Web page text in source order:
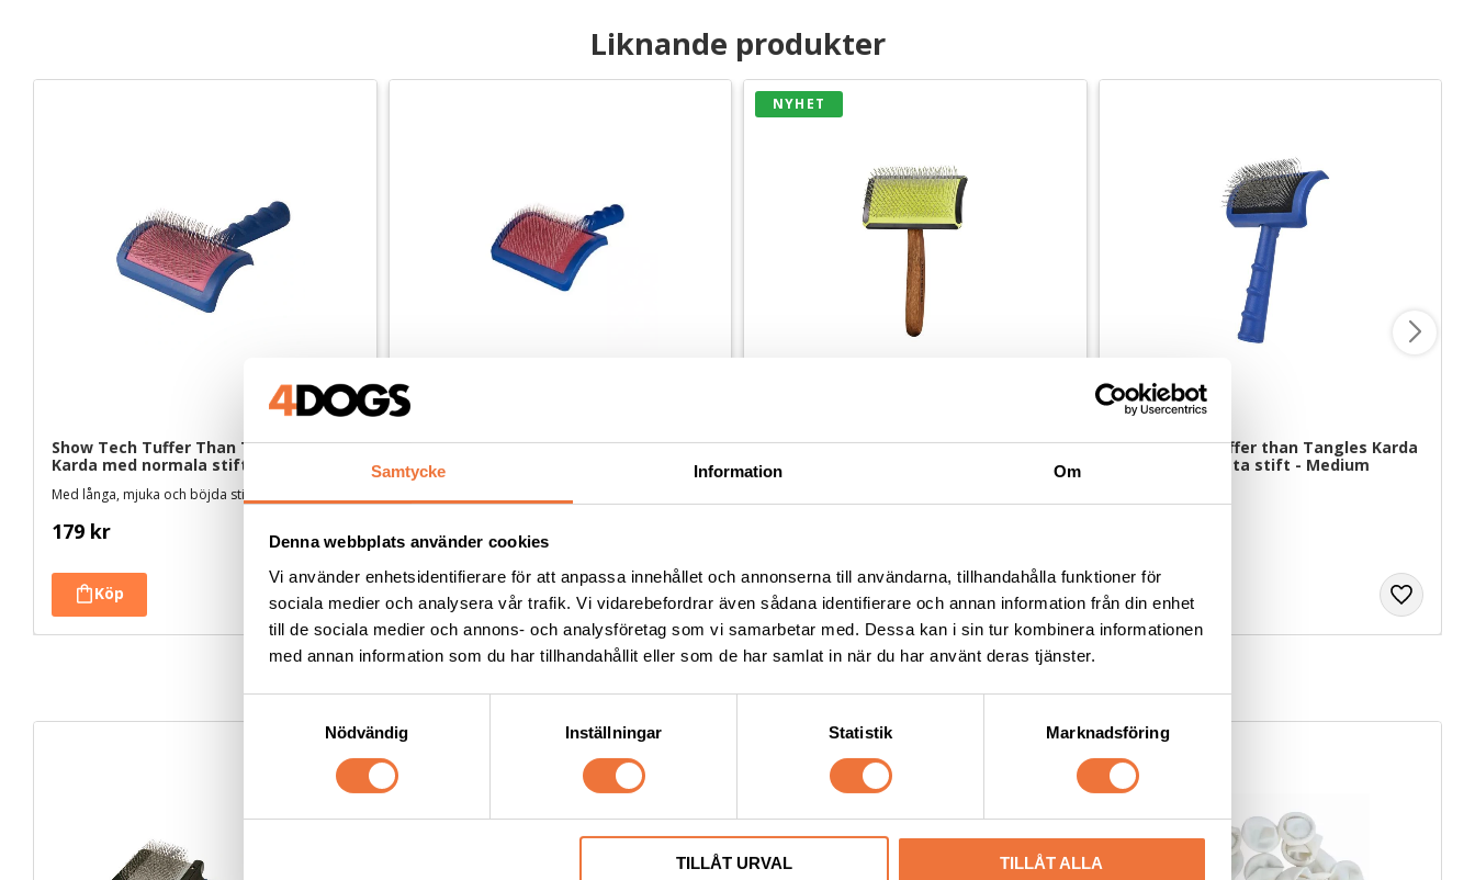
Samtycke Information Om
Denna webbplats använder cookies
Vi använder enhetsidentifierare för att anpassa innehållet och annonserna till användarna, tillhandahålla funktioner för
sociala medier och analysera vår trafik. Vi vidarebefordrar även sådana identifierare och annan information från din enhet
till de sociala medier och annons- och analysföretag som vi samarbetar med. Dessa kan i sin tur kombinera informationen
med annan information som du har tillhandahållit eller som de har samlat in när du har använt deras tjänster.
Nödvändig Inställningar Statistik Marknadsföring
TILLÅT URVAL TILLÅT ALLA
Liknande produkter
Show Tech Tuffer Than Tangles
Karda med normala stift - Medium
Med långa, mjuka och böjda stift
179 kr
Show Tech Tuffer Than Tangles
Karda med normala stift - Large
209kr
Artero Maya böjd karda - medium
NYHET
Show Tech Tuffer than Tangles Karda
med långa fasta stift - Medium
Andra köpte även